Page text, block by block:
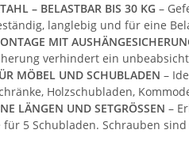
– BELASTBAR BIS 30 KG –
langlebig und für eine
MIT
verhindert ein
MÖBEL UND SCHUBLADEN –
Holzschubladen,
LÄNGEN UND SETGRÖSSEN –
für 5 Schubladen. Schrauben